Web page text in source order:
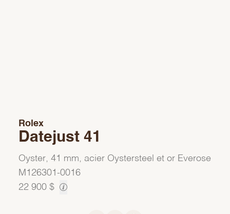
Rolex
Datejust 41
Oyster, 41 mm, acier Oystersteel et or Everose
M126301-0016
22 900 $